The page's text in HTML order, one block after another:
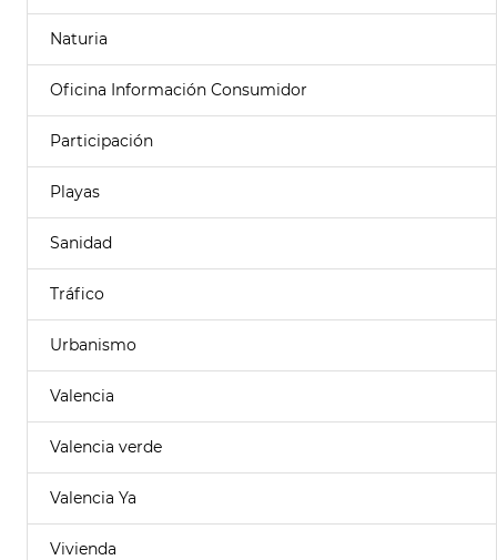
Naturia
Oficina Información Consumidor
Participación
Playas
Sanidad
Tráfico
Urbanismo
Valencia
Valencia verde
Valencia Ya
Vivienda